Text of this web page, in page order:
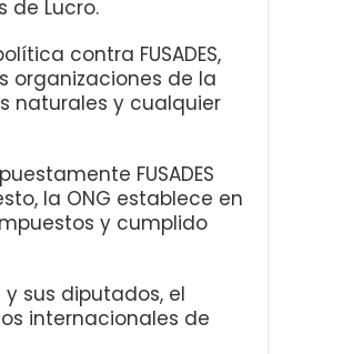
de Lucro.
contra FUSADES,
organizaciones de la
naturales y cualquier
FUSADES
la ONG establece en
y cumplido
sus diputados, el
internacionales de